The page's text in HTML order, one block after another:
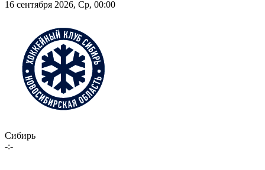
16 сентября 2026, Ср, 00:00
Сибирь
-:-